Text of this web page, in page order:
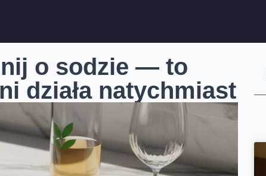
o sodzie — to
działa natychmiast